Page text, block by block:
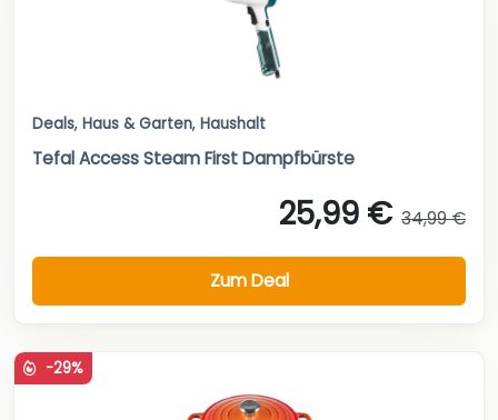
Deals, Haus & Garten, Haushalt
Tefal Access Steam First Dampfbürste
25,99 € 34,99 €
Zum Deal
-29%